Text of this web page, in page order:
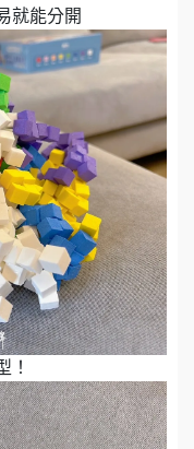
就能分開
！